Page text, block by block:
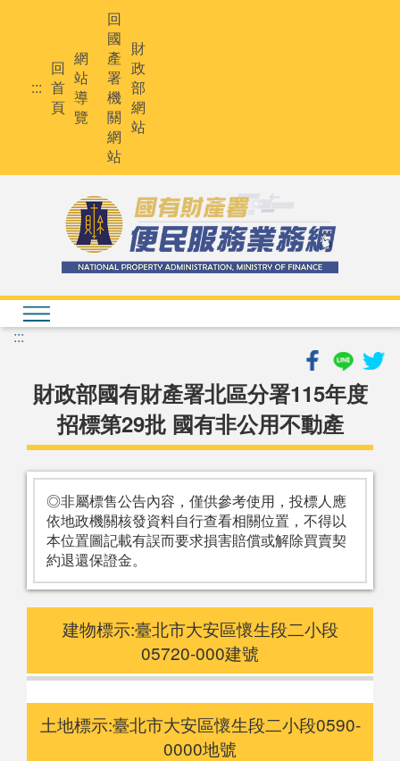
:::
回
首
頁
網
站
導
覽
回
國
產
署
機
關
網
站
財
政
部
網
站
:::
財政部國有財產署北區分署115年度
招標第29批 國有非公用不動產
◎非屬標售公告內容，僅供參考使用，投標人應
依地政機關核發資料自行查看相關位置，不得以
本位置圖記載有誤而要求損害賠償或解除買賣契
約退還保證金。
建物標示:臺北市大安區懷生段二小段
05720-000建號
土地標示:臺北市大安區懷生段二小段0590-
0000地號